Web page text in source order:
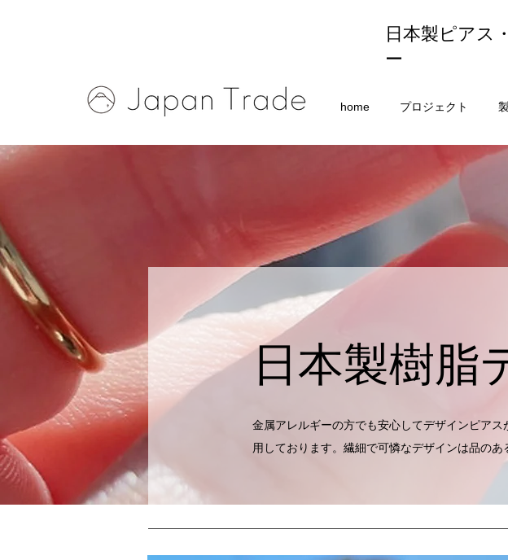
日本製ピアス
ー
home プロジェクト
日本製樹脂
金属アレルギーの方でも安心してデザインピアス
用しております。 繊細で可憐なデザインは品のあ